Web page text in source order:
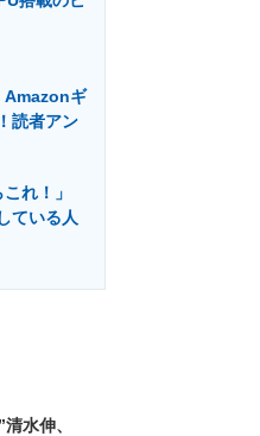
最前線
Amazonギ
読者アン
れ！」
ている人
水伸、